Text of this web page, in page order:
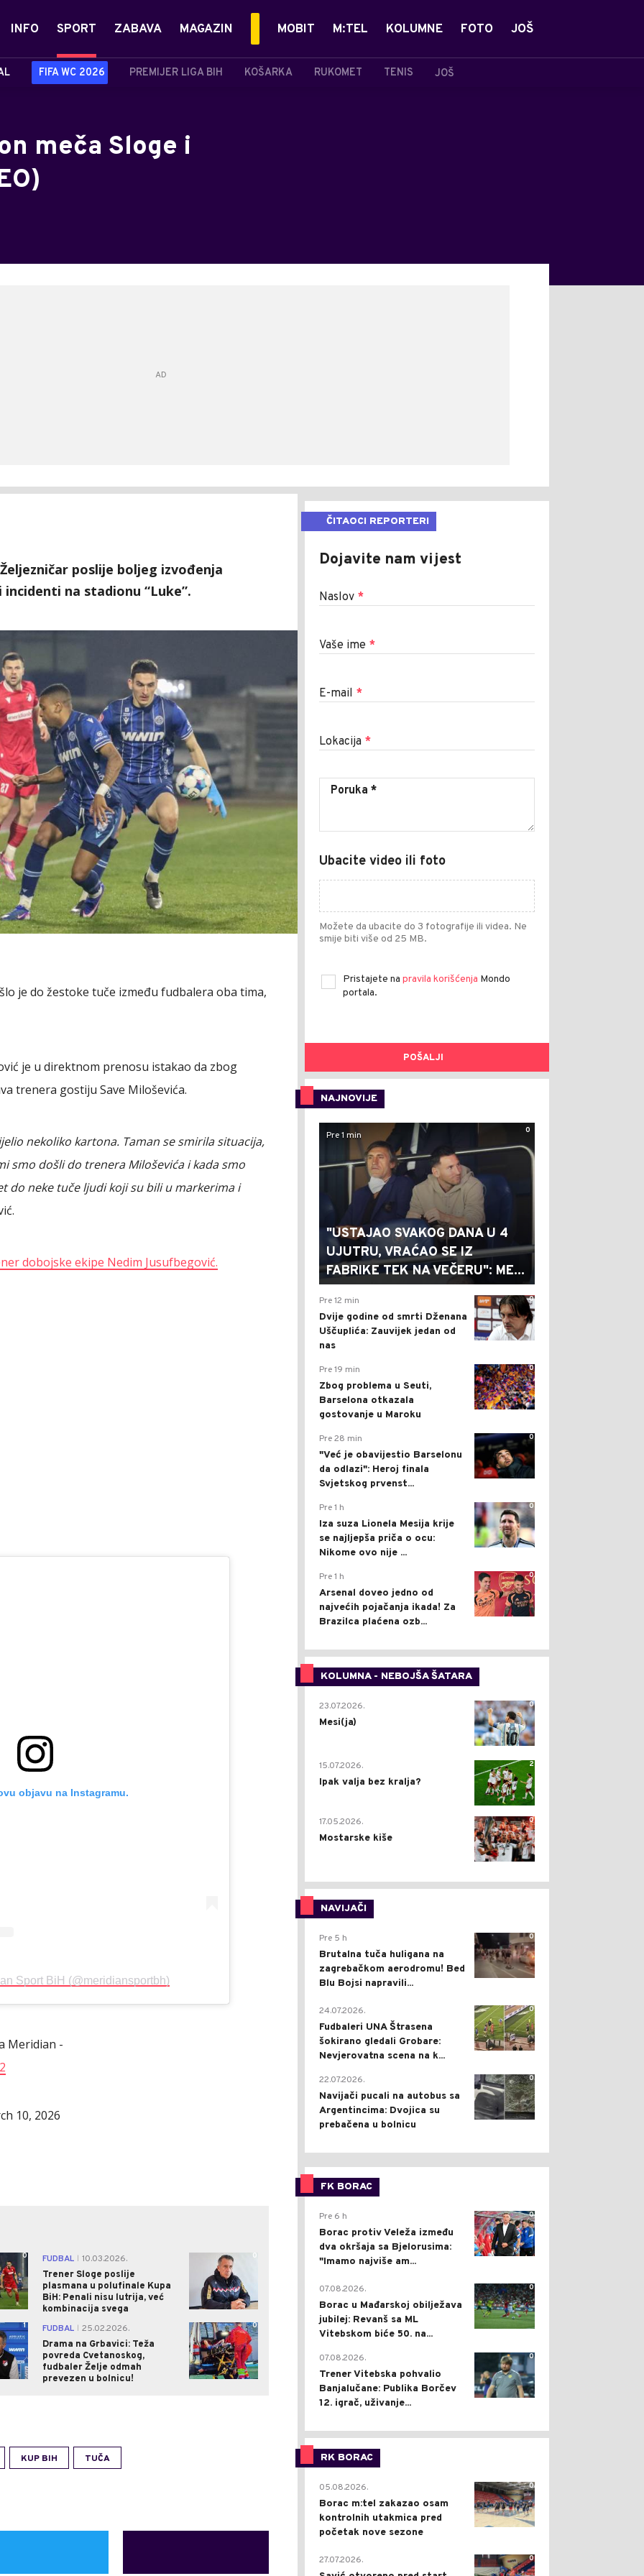
INFO SPORT
FIFA WC 2026 PREMIJER LIGA BIH KOŠARKA RUKOMET TENIS JOŠ
ZABAVA MAGAZIN MOBIT M:TEL KOLUMNE FOTO JOŠ
meča Sloge i
poslije boljeg izvođenja
na stadionu “Luke”.
je do žestoke tuče između fudbalera oba tima,
je u direktnom prenosu istakao da zbog
trenera gostiju Save Miloševića.
nekoliko kartona. Taman se smirila situacija,
smo došli do trenera Miloševića i kada smo
do neke tuče ljudi koji su bili u markerima i
dobojske ekipe Nedim Jusufbegović.
objavu na Instagramu.
Sport BiH (@meridiansportbh)
Meridian -
10, 2026
0 FUDBAL
10.03.2026.
Trener Sloge poslije
plasmana u polufinale Kupa
BiH: Penali nisu lutrija, već
kombinacija svega
0
1 FUDBAL
25.02.2026.
Drama na Grbavici: Teža
povreda Cvetanoskog,
fudbaler Želje odmah
prevezen u bolnicu!
0
KUP BIH TUČA
ČITAOCI REPORTERI
Dojavite nam vijest
Naslov *
Vaše ime *
E-mail *
Lokacija *
Ubacite video ili foto
Možete da ubacite do 3 fotografije ili videa. Ne
smije biti više od 25 MB.
Pristajete na pravila korišćenja Mondo
portala.
POŠALJI
NAJNOVIJE
0
Pre 1 min
"USTAJAO SVAKOG DANA U 4
UJUTRU, VRAĆAO SE IZ
FABRIKE TEK NA VEČERU": ME...
0
Pre 12 min
Dvije godine od smrti Dženana
Uščuplića: Zauvijek jedan od
nas
0
Pre 19 min
Zbog problema u Seuti,
Barselona otkazala
gostovanje u Maroku
0
Pre 28 min
"Već je obavijestio Barselonu
da odlazi": Heroj finala
Svjetskog prvenst...
0
Pre 1 h
Iza suza Lionela Mesija krije
se najljepša priča o ocu:
Nikome ovo nije ...
0
Pre 1 h
Arsenal doveo jedno od
najvećih pojačanja ikada! Za
Brazilca plaćena ozb...
KOLUMNA - NEBOJŠA ŠATARA
0
23.07.2026.
Mesi(ja)
2
15.07.2026.
Ipak valja bez kralja?
0
17.05.2026.
Mostarske kiše
NAVIJAČI
0
Pre 5 h
Brutalna tuča huligana na
zagrebačkom aerodromu! Bed
Blu Bojsi napravili...
0
24.07.2026.
Fudbaleri UNA Štrasena
šokirano gledali Grobare:
Nevjerovatna scena na k...
0
22.07.2026.
Navijači pucali na autobus sa
Argentincima: Dvojica su
prebačena u bolnicu
FK BORAC
0
Pre 6 h
Borac protiv Veleža između
dva okršaja sa Bjelorusima:
"Imamo najviše am...
0
07.08.2026.
Borac u Mađarskoj obilježava
jubilej: Revanš sa ML
Vitebskom biće 50. na...
0
07.08.2026.
Trener Vitebska pohvalio
Banjalučane: Publika Borčev
12. igrač, uživanje...
RK BORAC
0
05.08.2026.
Borac m:tel zakazao osam
kontrolnih utakmica pred
početak nove sezone
0
27.07.2026.